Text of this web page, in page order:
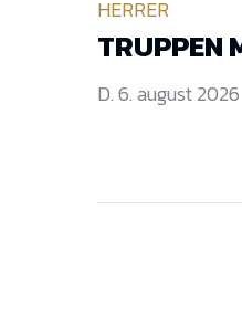
HERRER
TRUPPEN
D. 6. august 2026